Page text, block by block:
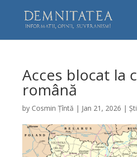
Acces blocat la
română
by Cosmin Țîntă | Jan 21, 2026 |